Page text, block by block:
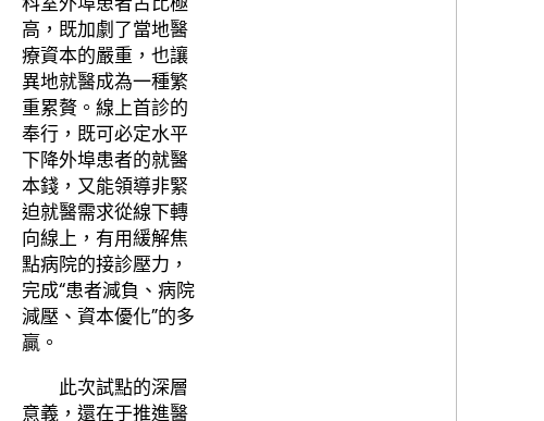
高，既加劇了當地醫
療資本的嚴重，也讓
異地就醫成為一種繁
重累贅。線上首診的
奉行，既可必定水平
下降外埠患者的就醫
本錢，又能領導非緊
迫就醫需求從線下轉
向線上，有用緩解焦
點病院的接診壓力，
完成“患者減負、病院
減壓、資本優化”的多
贏。
此次試點的深層
意義，還在于推進醫